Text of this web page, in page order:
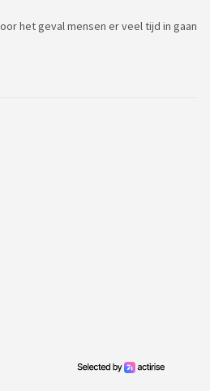
het geval mensen er veel tijd in gaan